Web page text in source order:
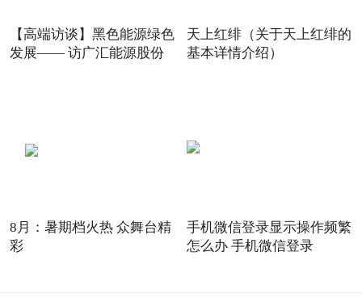
【高端访谈】黑色能源绿色
发展—— 访广汇能源股份
天上红绯（关于天上红绯的
基本详情介绍）
8月：暑期档火热 众舞台精
彩
手机微信登录显示操作频繁
怎么办 手机微信登录